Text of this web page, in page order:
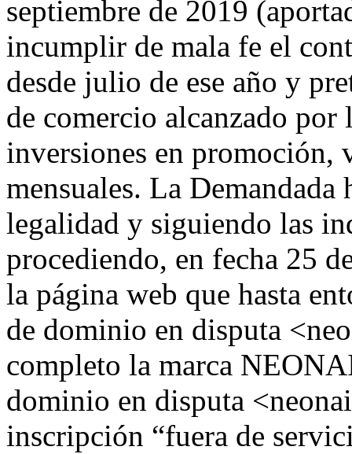
septiembre de 2019
incumplir de mala fe el
desde julio de ese año y
de comercio alcanzado por
inversiones en promoción,
mensuales. La
legalidad y siguiendo las
procediendo, en fecha 25
la página web que hasta
de dominio en disputa
completo la marca
dominio en disputa
inscripción “fuera de